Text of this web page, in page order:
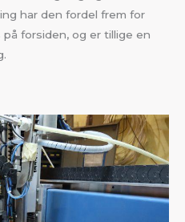
har den fordel frem for
forsiden, og er tillige en